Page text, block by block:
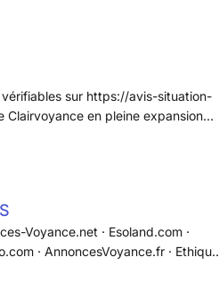
sur https://avis-situation-
Clairvoyance en pleine expansion
Voyance.net · Esoland.com ·
· AnnoncesVoyance.fr · Ethique